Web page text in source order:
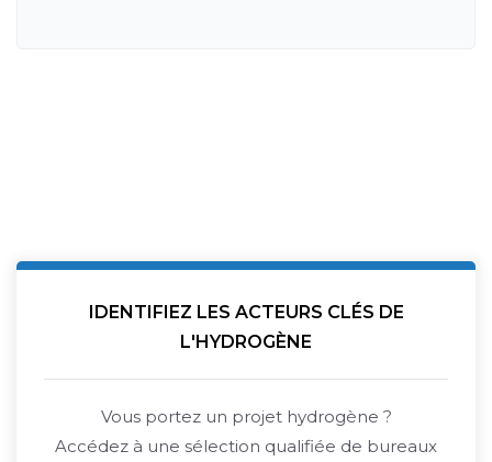
IDENTIFIEZ LES ACTEURS CLÉS DE
L'HYDROGÈNE
Vous portez un projet hydrogène ?
Accédez à une sélection qualifiée de bureaux